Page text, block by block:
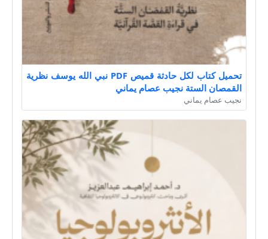
تحميل كتاب لكل حادثة قميص PDF نبي الله يوسف نظرية
القمصان الستة نجيب عصام يماني
نجيب عصام يماني